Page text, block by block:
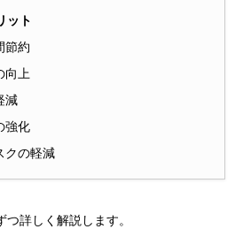
ット
節約
向上
減
強化
クの軽減
詳しく解説します。